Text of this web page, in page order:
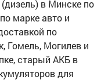
в Минске по
марке авто и
по
Гомель, Могилев и
старый АКБ в
для